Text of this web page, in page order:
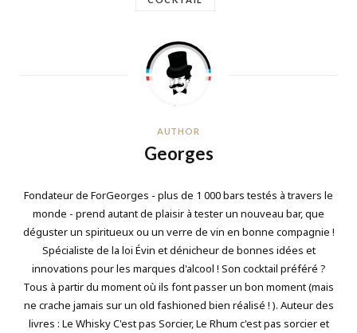
AUTHOR
Georges
Fondateur de ForGeorges - plus de 1 000 bars testés à travers le
monde - prend autant de plaisir à tester un nouveau bar, que
déguster un spiritueux ou un verre de vin en bonne compagnie !
Spécialiste de la loi Évin et dénicheur de bonnes idées et
innovations pour les marques d'alcool ! Son cocktail préféré ?
Tous à partir du moment où ils font passer un bon moment (mais
ne crache jamais sur un old fashioned bien réalisé ! ). Auteur des
livres : Le Whisky C'est pas Sorcier, Le Rhum c'est pas sorcier et